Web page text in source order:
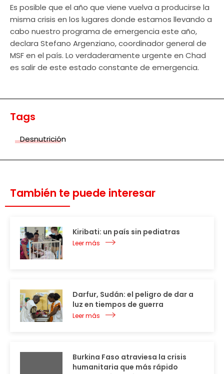
Es posible que el año que viene vuelva a producirse la
misma crisis en los lugares donde estamos llevando a
cabo nuestro programa de emergencia este año,
declara Stefano Argenziano, coordinador general de
MSF en el país. Lo verdaderamente urgente en Chad
es salir de este estado constante de emergencia.
Tags
Desnutrición
También te puede interesar
Kiribati: un país sin pediatras
Leer más
Darfur, Sudán: el peligro de dar a
luz en tiempos de guerra
Leer más
Burkina Faso atraviesa la crisis
humanitaria que más rápido